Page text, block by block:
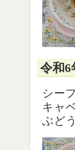
令和6
シー
キャ
ぶど